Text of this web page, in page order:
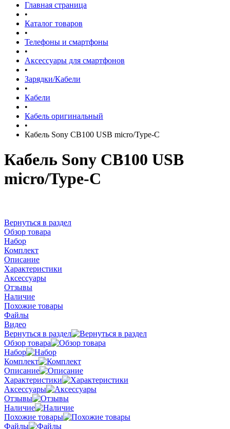
Главная страница
•
Каталог товаров
•
Телефоны и смартфоны
•
Аксессуары для смартфонов
•
Зарядки/Кабели
•
Кабели
•
Кабель оригинальный
•
Кабель Sony CB100 USB micro/Type-C
Кабель Sony CB100 USB
micro/Type-C
Вернуться в раздел
Обзор товара
Набор
Комплект
Описание
Характеристики
Аксессуары
Отзывы
Наличие
Похожие товары
Файлы
Видео
Вернуться в раздел
Обзор товара
Набор
Комплект
Описание
Характеристики
Аксессуары
Отзывы
Наличие
Похожие товары
Файлы